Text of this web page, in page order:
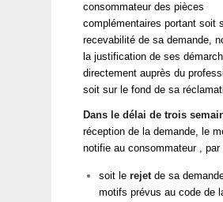
consommateur des pièces
complémentaires portant soit
recevabilité de sa demande,
la justification de ses
directement auprès du
soit sur le fond de sa
Dans le délai de trois
réception de la demande, le
notifie au consommateur , par
soit le rejetde sa
motifs prévus au code de